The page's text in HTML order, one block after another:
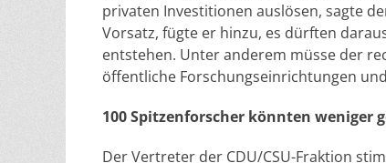
privaten Investitionen auslösen, sagte
Vorsatz, fügte er hinzu, es dürften
entstehen. Unter anderem müsse der
öffentliche Forschungseinrichtungen
100 Spitzenforscher könnten weniger
Der Vertreter der CDU/CSU-Fraktion